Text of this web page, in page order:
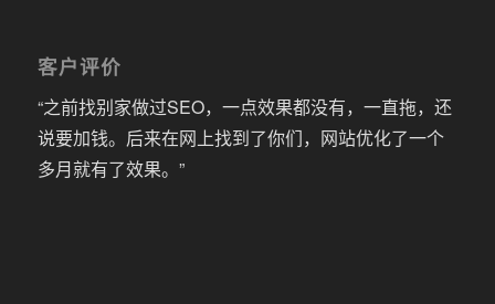
客户评价
“之前找别家做过SEO，一点效果都没有，一直拖，还
说要加钱。后来在网上找到了你们，网站优化了一个
多月就有了效果。”